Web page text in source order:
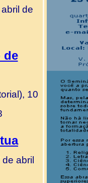
de
de
10
de abril